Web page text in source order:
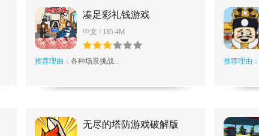
凑足彩礼钱游戏
中文 / 185.4M
推荐理由： 各种场景挑战... 推荐理由：
无尽的塔防游戏破解版